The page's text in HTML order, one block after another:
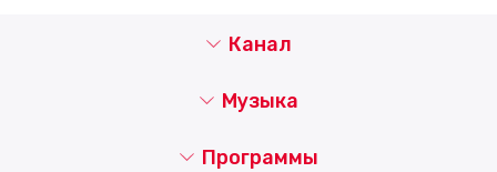
Канал
Музыка
Программы